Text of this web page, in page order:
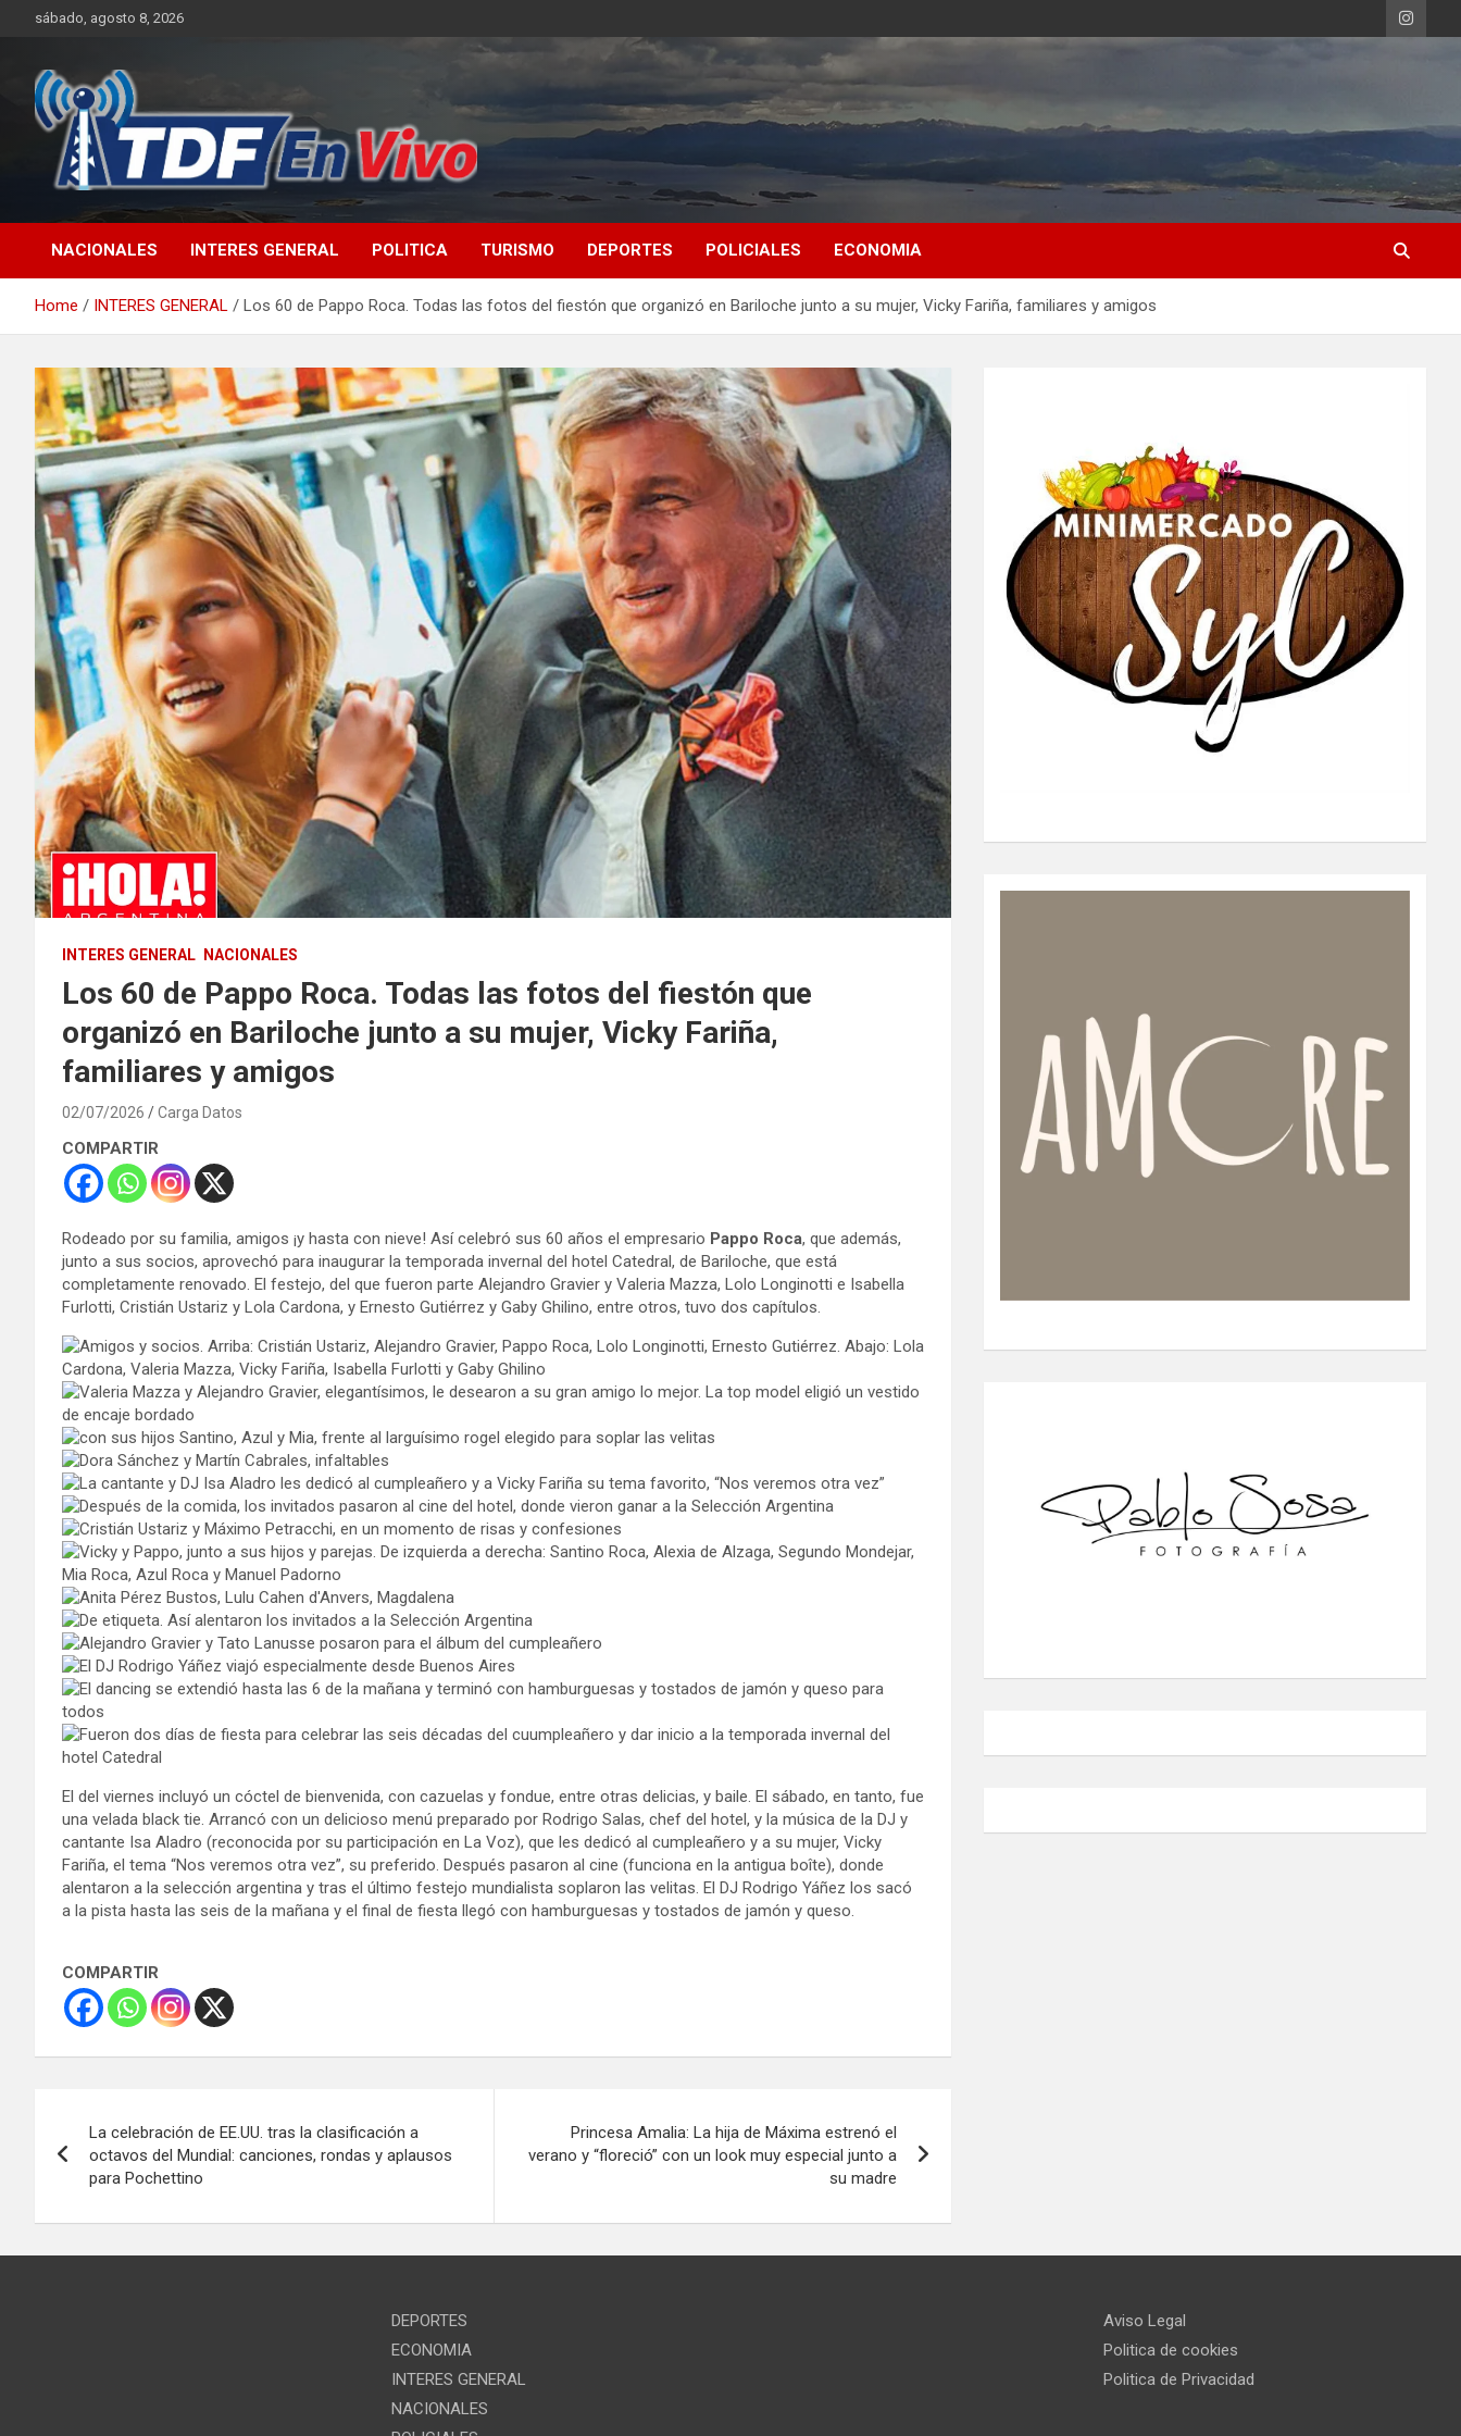
sábado, agosto 8, 2026
NACIONALES INTERES GENERAL POLITICA TURISMO DEPORTES POLICIALES ECONOMIA
Home INTERES GENERAL Los 60 de Pappo Roca. Todas las fotos del fiestón que organizó en Bariloche junto a su mujer, Vicky Fariña, familiares y amigos
INTERES GENERAL NACIONALES
Los 60 de Pappo Roca. Todas las fotos del fiestón que
organizó en Bariloche junto a su mujer, Vicky Fariña,
familiares y amigos
02/07/2026 Carga Datos
COMPARTIR
Rodeado por su familia, amigos ¡y hasta con nieve! Así celebró sus 60 años el empresario Pappo Roca, que además,
junto a sus socios, aprovechó para inaugurar la temporada invernal del hotel Catedral, de Bariloche, que está
completamente renovado. El festejo, del que fueron parte Alejandro Gravier y Valeria Mazza, Lolo Longinotti e Isabella
Furlotti, Cristián Ustariz y Lola Cardona, y Ernesto Gutiérrez y Gaby Ghilino, entre otros, tuvo dos capítulos.
El del viernes incluyó un cóctel de bienvenida, con cazuelas y fondue, entre otras delicias, y baile. El sábado, en tanto, fue
una velada black tie. Arrancó con un delicioso menú preparado por Rodrigo Salas, chef del hotel, y la música de la DJ y
cantante Isa Aladro (reconocida por su participación en La Voz), que les dedicó al cumpleañero y a su mujer, Vicky
Fariña, el tema “Nos veremos otra vez”, su preferido. Después pasaron al cine (funciona en la antigua boîte), donde
alentaron a la selección argentina y tras el último festejo mundialista soplaron las velitas. El DJ Rodrigo Yáñez los sacó
a la pista hasta las seis de la mañana y el final de fiesta llegó con hamburguesas y tostados de jamón y queso.
COMPARTIR
de
entradas
La celebración de EE.UU. tras la clasificación a
octavos del Mundial: canciones, rondas y aplausos
para Pochettino
Princesa Amalia: La hija de Máxima estrenó el
verano y “floreció” con un look muy especial junto a
su madre
DEPORTES
ECONOMIA
INTERES GENERAL
NACIONALES
Aviso Legal
Politica de cookies
Politica de Privacidad